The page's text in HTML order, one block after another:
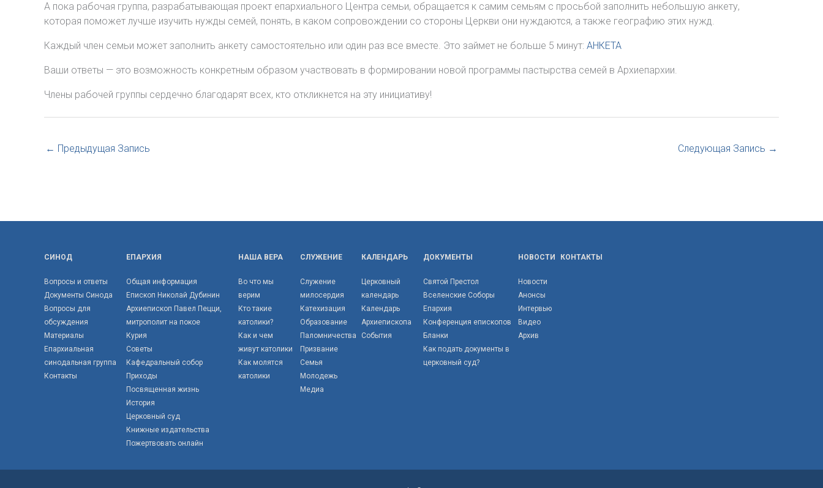
А пока рабочая группа, разрабатывающая проект епархиального Центра семьи, обращается к самим семьям с просьбой заполнить небольшую анкету,
которая поможет лучше изучить нужды семей, понять, в каком сопровождении со стороны Церкви они нуждаются, а также географию этих нужд.
Каждый член семьи может заполнить анкету самостоятельно или один раз все вместе. Это займет не больше 5 минут: АНКЕТА
Ваши ответы — это возможность конкретным образом участвовать в формировании новой программы пастырства семей в Архиепархии.
Члены рабочей группы сердечно благодарят всех, кто откликнется на эту инициативу!
← Предыдущая Запись Следующая Запись →
СИНОД
Вопросы и ответы
Документы Синода
Вопросы для
обсуждения
Материалы
Епархиальная
синодальная группа
Контакты
ЕПАРХИЯ
Общая информация
Епископ Николай Дубинин
Архиепископ Павел Пецци,
митрополит на покое
Курия
Советы
Кафедральный собор
Приходы
Посвященная жизнь
История
Церковный суд
Книжные издательства
Пожертвовать онлайн
НАША ВЕРА
Во что мы
верим
Кто такие
католики?
Как и чем
живут католики
Как молятся
католики
СЛУЖЕНИЕ
Служение
милосердия
Катехизация
Образование
Паломничества
Призвание
Семья
Молодежь
Медиа
КАЛЕНДАРЬ
Церковный
календарь
Календарь
Архиепископа
События
ДОКУМЕНТЫ
Святой Престол
Вселенские Соборы
Епархия
Конференция епископов
Бланки
Как подать документы в
церковный суд?
НОВОСТИ
Новости
Анонсы
Интервью
Видео
Архив
КОНТАКТЫ